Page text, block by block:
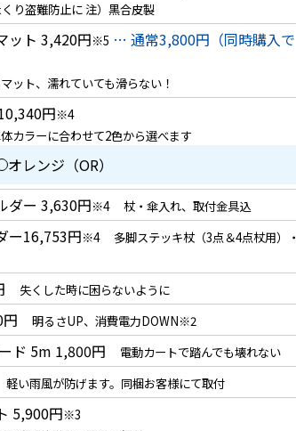
り盗難防止に 注）黒合皮製
ット 3,420円※5 … 通常3,800円（同時購入で
ット、濡れていても滑らない！
円※4
カラーに合わせて2色から選べます
オレンジ（OR）
ダー 3,630円※4 杖・傘入れ、取付金具込
ー16,753円※4
多脚ステッキ杖（3点＆4点杖用）・
失くした時に困らないように
円 明るさUP、消費電力DOWN※2
ド 5m 1,800円 電動カートで踏んでも壊れない
軽い雨風が防げます。同梱お客様にて取付
5,900円※3